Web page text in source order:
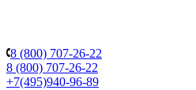
8 (800) 707-26-22
8 (800) 707-26-22
+7(495)940-96-89